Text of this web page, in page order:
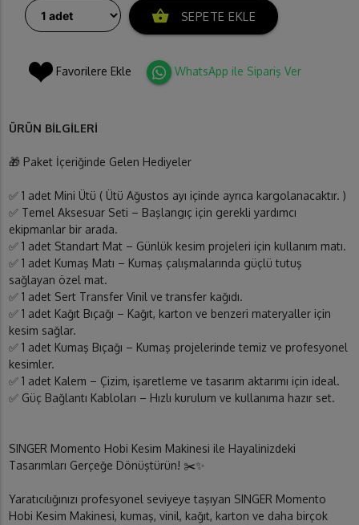
shopping_basket SEPETE EKLE
Favorilere Ekle WhatsApp ile Sipariş Ver
ÜRÜN BİLGİLERİ
🎁 Paket İçeriğinde Gelen Hediyeler
✅ 1 adet Mini Ütü ( Ütü Ağustos ayı içinde ayrıca kargolanacaktır. )
✅ Temel Aksesuar Seti – Başlangıç için gerekli yardımcı
ekipmanlar bir arada.
✅ 1 adet Standart Mat – Günlük kesim projeleri için kullanım matı.
✅ 1 adet Kumaş Matı – Kumaş çalışmalarında güçlü tutuş
sağlayan özel mat.
✅ 1 adet Sert Transfer Vinil ve transfer kağıdı.
✅ 1 adet Kağıt Bıçağı – Kağıt, karton ve benzeri materyaller için
kesim sağlar.
✅ 1 adet Kumaş Bıçağı – Kumaş projelerinde temiz ve profesyonel
kesimler.
✅ 1 adet Kalem – Çizim, işaretleme ve tasarım aktarımı için ideal.
✅ Güç Bağlantı Kabloları – Hızlı kurulum ve kullanıma hazır set.
SINGER Momento Hobi Kesim Makinesi ile Hayalinizdeki
Tasarımları Gerçeğe Dönüştürün! ✂️✨
Yaratıcılığınızı profesyonel seviyeye taşıyan SINGER Momento
Hobi Kesim Makinesi, kumaş, vinil, kağıt, karton ve daha birçok